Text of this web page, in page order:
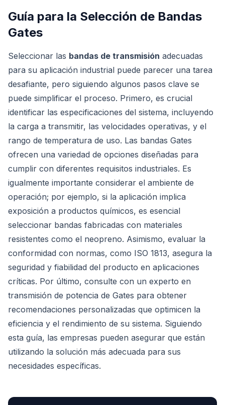
Guía para la Selección de Bandas
Gates
Seleccionar las bandas de transmisión adecuadas
para su aplicación industrial puede parecer una tarea
desafiante, pero siguiendo algunos pasos clave se
puede simplificar el proceso. Primero, es crucial
identificar las especificaciones del sistema, incluyendo
la carga a transmitir, las velocidades operativas, y el
rango de temperatura de uso. Las bandas Gates
ofrecen una variedad de opciones diseñadas para
cumplir con diferentes requisitos industriales. Es
igualmente importante considerar el ambiente de
operación; por ejemplo, si la aplicación implica
exposición a productos químicos, es esencial
seleccionar bandas fabricadas con materiales
resistentes como el neopreno. Asimismo, evaluar la
conformidad con normas, como ISO 1813, asegura la
seguridad y fiabilidad del producto en aplicaciones
críticas. Por último, consulte con un experto en
transmisión de potencia de Gates para obtener
recomendaciones personalizadas que optimicen la
eficiencia y el rendimiento de su sistema. Siguiendo
esta guía, las empresas pueden asegurar que están
utilizando la solución más adecuada para sus
necesidades específicas.